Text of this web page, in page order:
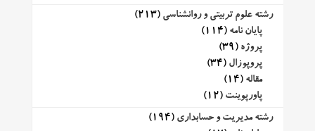
رشته علوم تربیتی و روانشناسی (213)
پایان نامه (114)
پروژه (39)
پروپوزال (34)
مقاله (14)
پاورپوینت (12)
رشته مدیریت و حسابداری (194)